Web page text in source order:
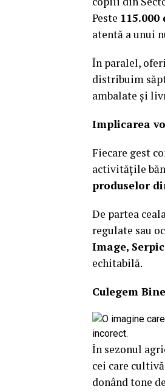
Peste
atentă a unui
În paralel,
distribuim
ambalate și
Implicarea
Fiecare gest
activitățile
produselor
De partea
regulate sau
Image,
echitabilă.
Culegem
În sezonul
cei care
donând tone